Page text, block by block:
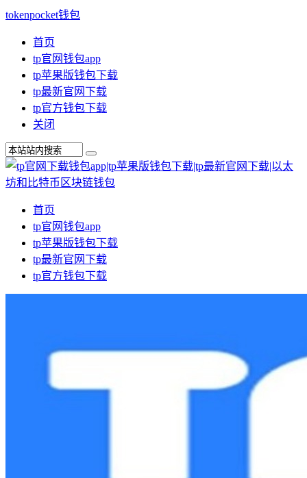
tokenpocket钱包
首页
tp官网钱包app
tp苹果版钱包下载
tp最新官网下载
tp官方钱包下载
关闭
首页
tp官网钱包app
tp苹果版钱包下载
tp最新官网下载
tp官方钱包下载